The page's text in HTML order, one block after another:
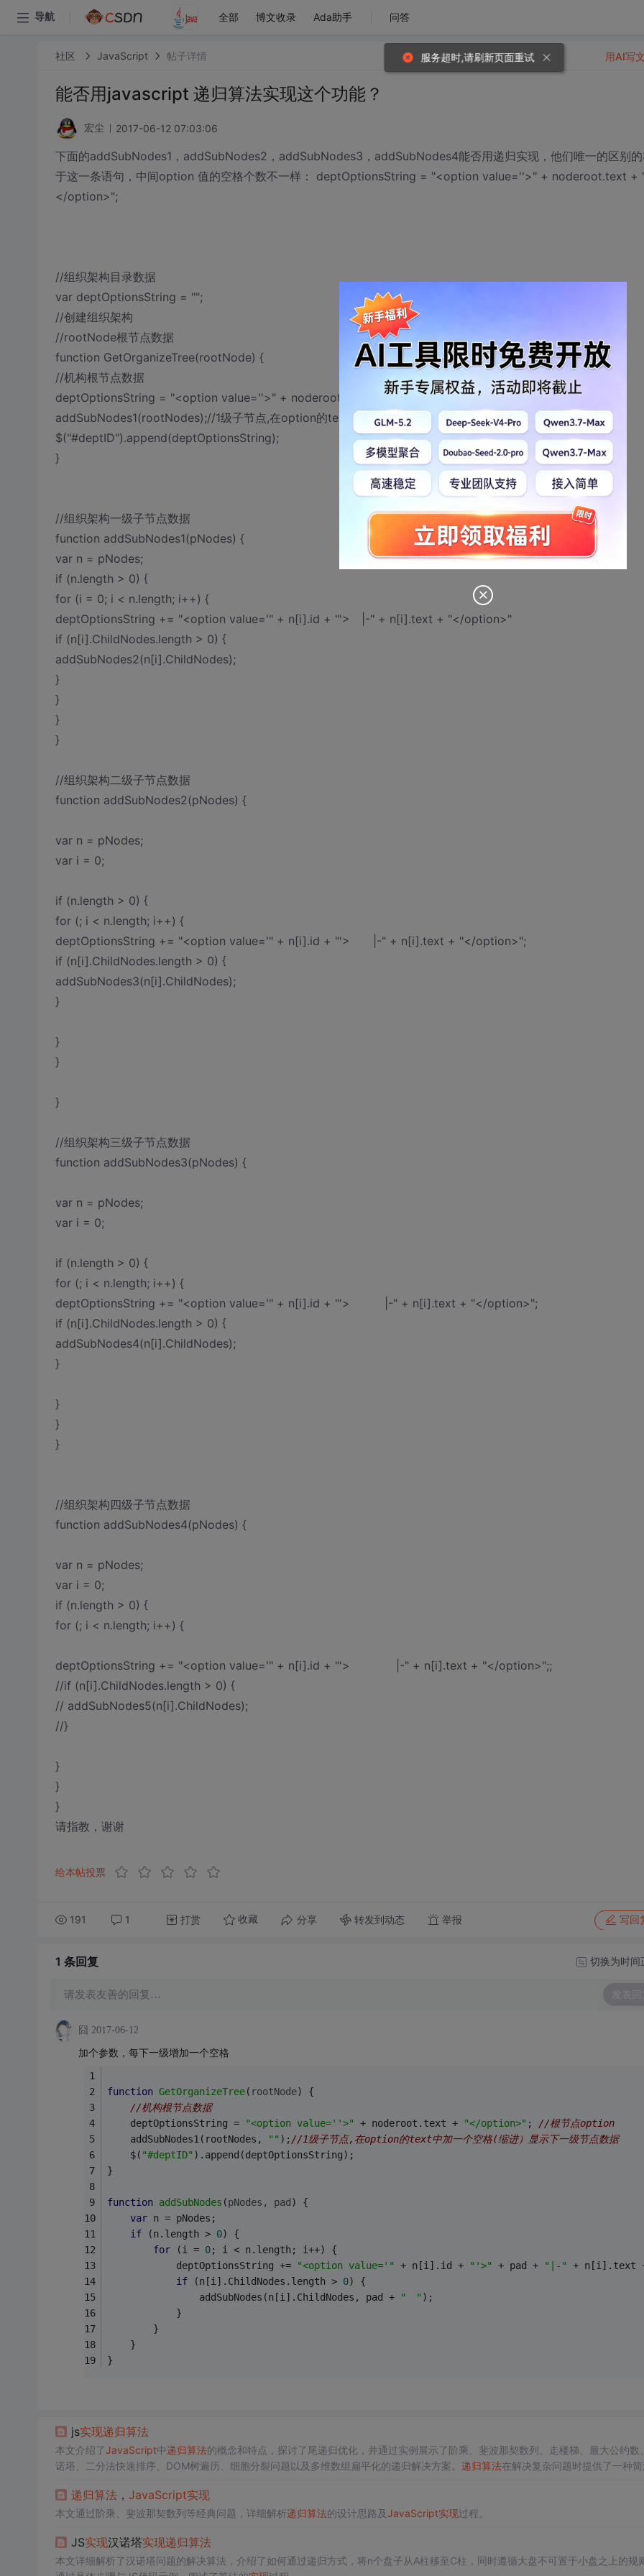
导航 全部 博文收录 Ada助手 问答
社区 JavaScript 帖子详情
能否用javascript 递归算法实现这个功能？
宏尘 2017-06-12 07:03:06
下面的addSubNodes1，addSubNodes2，addSubNodes3，addSubNodes4能否用递归实现，他们唯一的区别
于这一条语句，中间option 值的空格个数不一样： deptOptionsString = "<option value=''>" + noderoot.text +
</option>";
//组织架构目录数据
var deptOptionsString = "";
//创建组织架构
//rootNode根节点数据
function GetOrganizeTree(rootNode) {
//机构根节点数据
deptOptionsString = "<option value=''>" + noderoot.text + "</option>"; //根节点option
addSubNodes1(rootNodes);//1级子节点,在option的text中加一个空格(缩进）显示下一级节点数据
$("#deptID").append(deptOptionsString);
}
//组织架构一级子节点数据
function addSubNodes1(pNodes) {
var n = pNodes;
if (n.length > 0) {
for (i = 0; i < n.length; i++) {
deptOptionsString += "<option value='" + n[i].id + "'> |-" + n[i].text + "</option>"
if (n[i].ChildNodes.length > 0) {
addSubNodes2(n[i].ChildNodes);
}
}
}
}
//组织架构二级子节点数据
function addSubNodes2(pNodes) {
var n = pNodes;
var i = 0;
if (n.length > 0) {
for (; i < n.length; i++) {
deptOptionsString += "<option value='" + n[i].id + "'> |-" + n[i].text + "</option>";
if (n[i].ChildNodes.length > 0) {
addSubNodes3(n[i].ChildNodes);
}
}
}
}
//组织架构三级子节点数据
function addSubNodes3(pNodes) {
var n = pNodes;
var i = 0;
if (n.length > 0) {
for (; i < n.length; i++) {
deptOptionsString += "<option value='" + n[i].id + "'> |-" + n[i].text + "</option>";
if (n[i].ChildNodes.length > 0) {
addSubNodes4(n[i].ChildNodes);
}
}
}
}
//组织架构四级子节点数据
function addSubNodes4(pNodes) {
var n = pNodes;
var i = 0;
if (n.length > 0) {
for (; i < n.length; i++) {
deptOptionsString += "<option value='" + n[i].id + "'> |-" + n[i].text + "</option>";;
//if (n[i].ChildNodes.length > 0) {
// addSubNodes5(n[i].ChildNodes);
//}
}
}
}
请指教，谢谢
给本帖投票
191 1 打赏 收藏 分享 转发到动态 举报 写回
用AI写
1 条回复 切换为时间
请发表友善的回复… 发表回
囧 2017-06-12
加个参数，每下一级增加一个空格
function GetOrganizeTree( rootNode) {
//机构根节点数据
	deptOptionsString =
"<option value=''>" + noderoot.text + "</option>" ; //根节点option
	addSubNodes1(rootNodes,
"" ); //1级子节点,在option的text中加一个空格(缩进）显示下一级节点数据
	$(
"#deptID" ).append(deptOptionsString);
}
function addSubNodes (pNodes, pad ) {
var n = pNodes;
if (n.length > 0) {
for (i = 0; i < n.length; i++) {
			deptOptionsString +=
"<option value='" + n[i].id + "'>" + pad + "|-" + n[i].text
if (n[i].ChildNodes.length > 0) {
				addSubNodes(n[i].ChildNodes, pad +
"　" );
			}
		}
	}
}
js实现递归算法
本文介绍了JavaScript中递归算法的概念和特点，探讨了尾递归优化，并通过实例展示了阶乘、斐波那契数列、走楼梯、最大公约数
诺塔、二分法快速排序、DOM树遍历、细胞分裂问题以及多维数组扁平化的递归解决方案。 递归算法在解决复杂问题时提供了一种
递归算法， JavaScript实现
本文通过阶乘、斐波那契数列等经典问题，详细解析递归算法的设计思路及JavaScript实现过程。
JS实现汉诺塔实现递归算法
本文详细解析了汉诺塔问题的解决算法，介绍了如何通过递归方式，将n个盘子从A柱移至C柱，同时遵循大盘不可置于小盘之上的规
服务超时,请刷新页面重试